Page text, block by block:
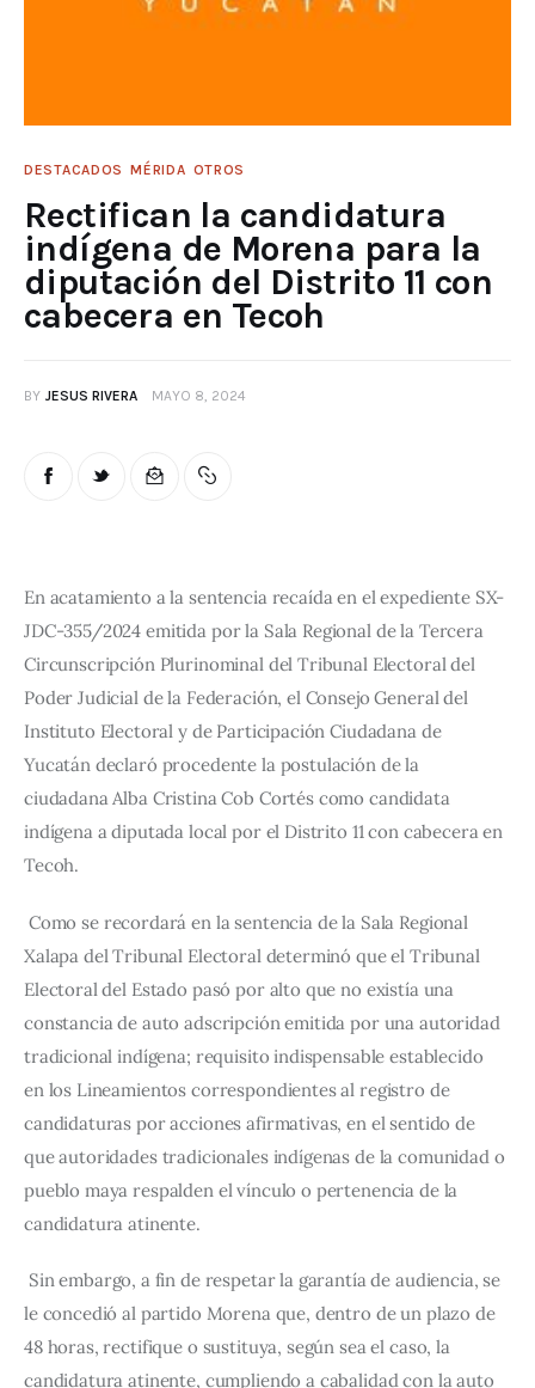
DESTACADOS MÉRIDA OTROS
Rectifican la candidatura
indígena de Morena para la
diputación del Distrito 11 con
cabecera en Tecoh
BY JESUS RIVERA MAYO 8, 2024
En acatamiento a la sentencia recaída en el expediente SX-
JDC-355/2024 emitida por la Sala Regional de la Tercera
Circunscripción Plurinominal del Tribunal Electoral del
Poder Judicial de la Federación, el Consejo General del
Instituto Electoral y de Participación Ciudadana de
Yucatán declaró procedente la postulación de la
ciudadana Alba Cristina Cob Cortés como candidata
indígena a diputada local por el Distrito 11 con cabecera en
Tecoh.
Como se recordará en la sentencia de la Sala Regional
Xalapa del Tribunal Electoral determinó que el Tribunal
Electoral del Estado pasó por alto que no existía una
constancia de auto adscripción emitida por una autoridad
tradicional indígena; requisito indispensable establecido
en los Lineamientos correspondientes al registro de
candidaturas por acciones afirmativas, en el sentido de
que autoridades tradicionales indígenas de la comunidad o
pueblo maya respalden el vínculo o pertenencia de la
candidatura atinente.
Sin embargo, a fin de respetar la garantía de audiencia, se
le concedió al partido Morena que, dentro de un plazo de
48 horas, rectifique o sustituya, según sea el caso, la
candidatura atinente, cumpliendo a cabalidad con la auto